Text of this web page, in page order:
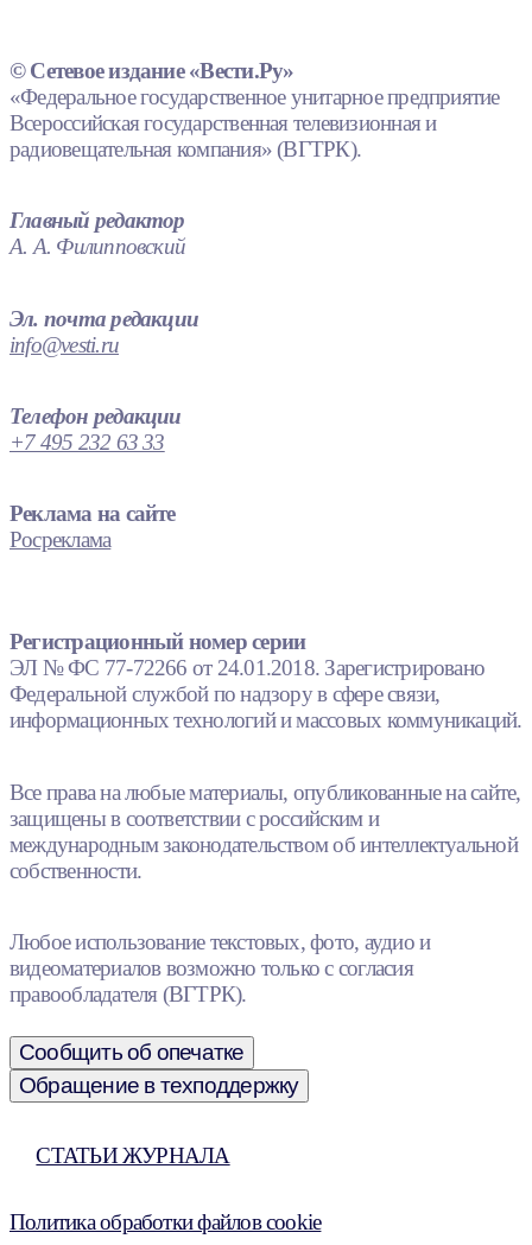
© Сетевое издание «Вести.Ру»
«Федеральное государственное унитарное предприятие
Всероссийская государственная телевизионная и
радиовещательная компания» (ВГТРК).
Главный редактор
А. А. Филипповский
Эл. почта редакции
info@vesti.ru
Телефон редакции
+7 495 232 63 33
Реклама на сайте
Росреклама
Регистрационный номер серии
ЭЛ № ФС 77-72266 от 24.01.2018. Зарегистрировано
Федеральной службой по надзору в сфере связи,
информационных технологий и массовых коммуникаций.
Все права на любые материалы, опубликованные на сайте,
защищены в соответствии с российским и
международным законодательством об интеллектуальной
собственности.
Любое использование текстовых, фото, аудио и
видеоматериалов возможно только с согласия
правообладателя (ВГТРК).
Сообщить об опечатке
Обращение в техподдержку
СТАТЬИ ЖУРНАЛА
Политика обработки файлов cookie